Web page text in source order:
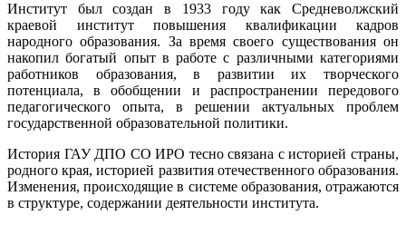
Институт был создан в 1933 году как Средневолжский
краевой институт повышения квалификации кадров
народного образования. За время своего существования он
накопил богатый опыт в работе с различными категориями
работников образования, в развитии их творческого
потенциала, в обобщении и распространении передового
педагогического опыта, в решении актуальных проблем
государственной образовательной политики.
История ГАУ ДПО СО ИРО тесно связана с историей страны,
родного края, историей развития отечественного образования.
Изменения, происходящие в системе образования, отражаются
в структуре, содержании деятельности института.